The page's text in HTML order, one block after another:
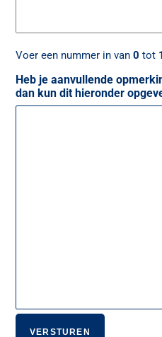
Voer een nummer in van 0 tot
Heb je aanvullende
dan kun dit hieronder